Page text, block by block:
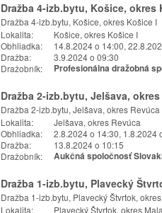
Dražba 4-izb.bytu, Košice, okres
Dražba 4-izb.bytu, Košice, okres Košice I
Lokalita:
Košice, okres Košice I
Obhliadka:
14.8.2024 o 14:00,
Dražba:
3.9.2024 o 09:30
Dražobník:
Profesionálna dražobná
Dražba 2-izb.bytu, Jelšava,
Dražba 2-izb.bytu, Jelšava, okres Revúca
Lokalita:
Jelšava, okres Revúca
Obhliadka:
2.8.2024 o 14:30, 1.8.2024
Dražba:
13.8.2024 o 10:15
Dražobník:
Aukčná spoločnosť
Dražba 1-izb.bytu, Plavecký
Dražba 1-izb.bytu, Plavecký Štvrtok,
Lokalita:
Plavecký Štvrtok, okres